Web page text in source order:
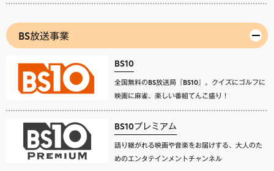
BS放送事業
BS10
全国無料のBS放送局『BS10』。クイズにゴルフに
映画に麻雀、楽しい番組てんこ盛り！
BS10プレミアム
語り継がれる映画や音楽をお届けする、大人のた
めのエンタテインメントチャンネル